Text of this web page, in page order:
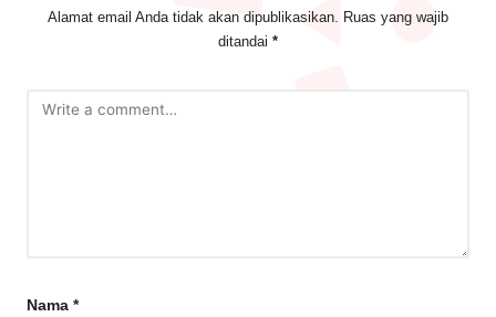
Alamat email Anda tidak akan dipublikasikan. Ruas yang wajib
ditandai *
Nama *